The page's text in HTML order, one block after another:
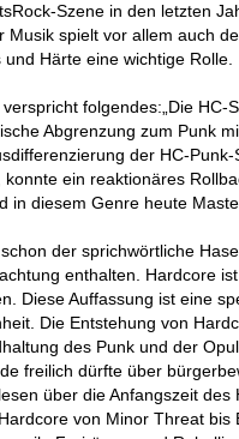
Szene in den letzten
Musik spielt vor allem auch
Härte eine wichtige Rolle.
folgendes:„Die HC-
Abgrenzung zum Punk
der HC-
ein reaktionäres
in diesem Genre heute
der sprichwörtliche
enthalten. Hardcore
Diese Auffassung ist eine
Die Entstehung von
des Punk und der
freilich dürfte über
über die Anfangszeit des
von Minor Threat bis